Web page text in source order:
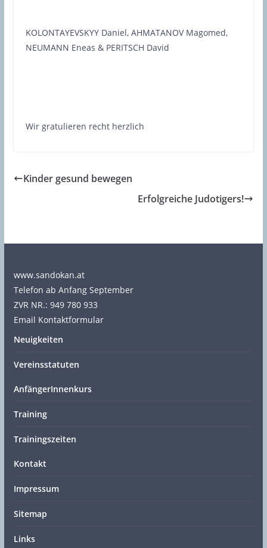
KOLONTAYEVSKYY Daniel, AHMATANOV Magomed,
NEUMANN Eneas & PERITSCH David
Wir gratulieren recht herzlich
Kinder gesund bewegen
Erfolgreiche Judotigers!
www.sandokan.at
Telefon ab Anfang September
ZVR NR.: 949 780 933
Email Kontaktformular
Neuigkeiten
Vereinsstatuten
AnfängerInnenkurs
Training
Trainingszeiten
Kontakt
Impressum
Sitemap
Links